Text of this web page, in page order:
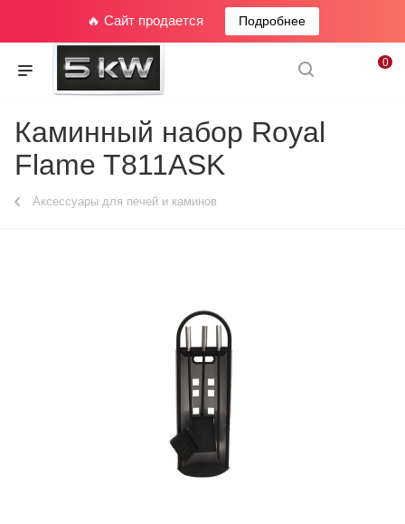
🔥 Сайт продается Подробнее
0
Каминный набор Royal
Flame T811ASK
Аксессуары для печей и каминов